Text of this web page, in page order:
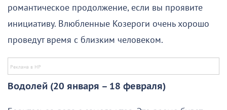
романтическое продолжение, если вы проявите
инициативу. Влюбленные Козероги очень хорошо
проведут время с близким человеком.
Водолей (20 января – 18 февраля)